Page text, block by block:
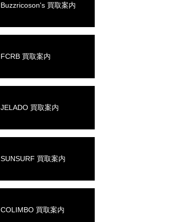
Buzzricoson's 買取案内
FCRB 買取案内
JELADO 買取案内
SUNSURF 買取案内
COLIMBO 買取案内